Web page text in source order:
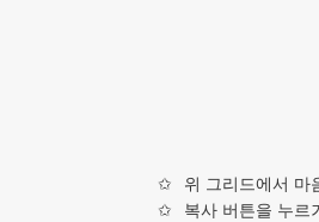
위 그리드에서
복사 버튼을 누